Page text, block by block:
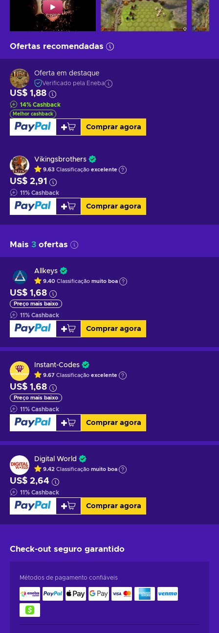
Ofertas recomendadas
Oferta em destaque
Verificado pela Eneba
US$ 1,88
14% Cashback
Melhor cashback
Comprar agora
Vikingsbrothers
9.63 Classificação excelente
US$ 2,91
11% Cashback
Comprar agora
Mais 3 ofertas
Allkeys
9.40 Classificação muito boa
US$ 1,68
Preço mais baixo
11% Cashback
Comprar agora
Instant-Codes
9.67 Classificação excelente
US$ 1,68
Preço mais baixo
11% Cashback
Comprar agora
Digital World
9.42 Classificação muito boa
US$ 2,64
11% Cashback
Comprar agora
Check-out seguro garantido
Métodos de pagamento confiáveis